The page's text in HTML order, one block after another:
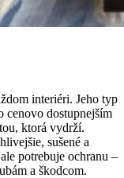
interiéri. Jeho typ
cenovo dostupnejším
ktorá vydrží.
sušené a
potrebuje ochranu –
a škodcom.